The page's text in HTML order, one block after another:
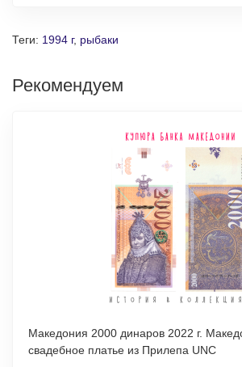
Теги: 1994 г, рыбаки
Рекомендуем
Македония 2000 динаров 2022 г.
свадебное платье из Прилепа UNC